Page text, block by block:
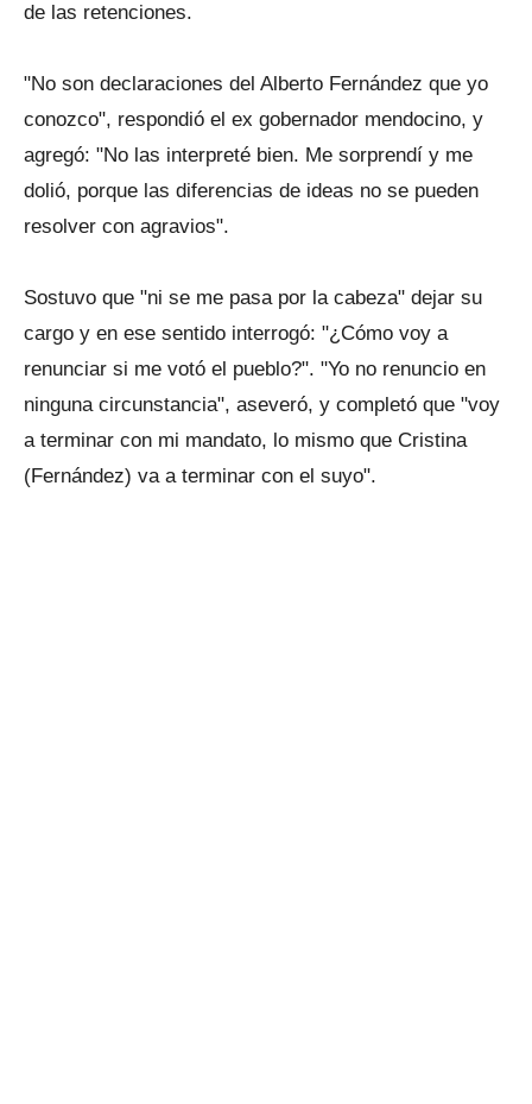
de las retenciones.
"No son declaraciones del Alberto Fernández que yo
conozco", respondió el ex gobernador mendocino, y
agregó: "No las interpreté bien. Me sorprendí y me
dolió, porque las diferencias de ideas no se pueden
resolver con agravios".
Sostuvo que "ni se me pasa por la cabeza" dejar su
cargo y en ese sentido interrogó: "¿Cómo voy a
renunciar si me votó el pueblo?". "Yo no renuncio en
ninguna circunstancia", aseveró, y completó que "voy
a terminar con mi mandato, lo mismo que Cristina
(Fernández) va a terminar con el suyo".